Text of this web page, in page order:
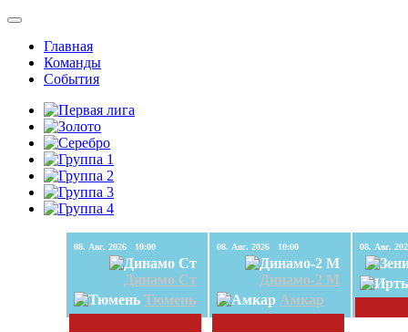
Главная
Команды
События
08. Авг. 2026 10:00
Динамо Ст
Тюмень
08. Авг. 2026 10:00
Динамо-2 М
Амкар